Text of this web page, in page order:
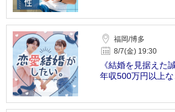
福岡/博多
8/7(金) 19:30
《結婚を見据えた
年収500万円以上